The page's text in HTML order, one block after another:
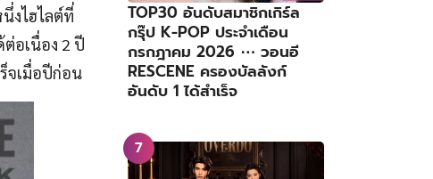
งไฮไลต์ที่
อเนื่อง 2 ปี
จเมื่อปีก่อน
TOP30 อันดับสมาชิกเกิร์ล
กรุ๊ป K-POP ประจำเดือน
กรกฎาคม 2026 ⋯ วอนอี
RESCENE ครองบัลลังก์
อันดับ 1 ได้สำเร็จ